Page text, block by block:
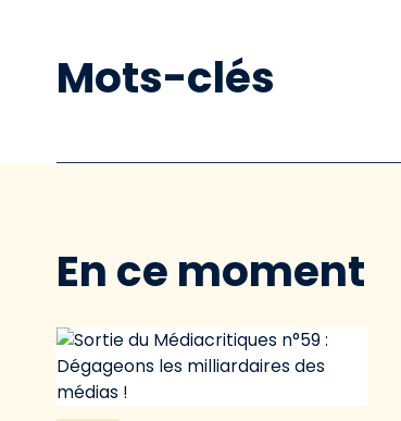
Mots-clés
En ce moment